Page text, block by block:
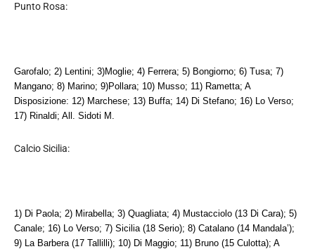
Punto Rosa:
Garofalo; 2) Lentini; 3)Moglie; 4) Ferrera; 5) Bongiorno; 6) Tusa; 7)
Mangano; 8) Marino; 9)Pollara; 10) Musso; 11) Rametta; A
Disposizione: 12) Marchese; 13) Buffa; 14) Di Stefano; 16) Lo Verso;
17) Rinaldi; All. Sidoti M.
Calcio Sicilia:
1) Di Paola; 2) Mirabella; 3) Quagliata; 4) Mustacciolo (13 Di Cara); 5)
Canale; 16) Lo Verso; 7) Sicilia (18 Serio); 8) Catalano (14 Mandala’);
9) La Barbera (17 Tallilli); 10) Di Maggio; 11) Bruno (15 Culotta); A